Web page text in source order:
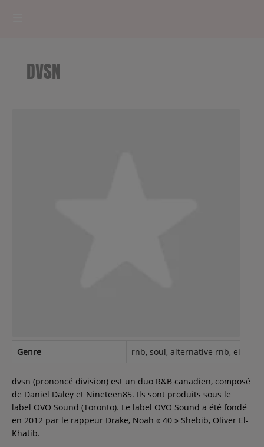
RADIOPLAYER
Recherche d'un titre
DVSN
Genre rnb, soul, alternative rnb,
dvsn (prononcé division) est un duo R&B canadien, composé
de Daniel Daley et Nineteen85. Ils sont produits sous le
label OVO Sound (Toronto). Le label OVO Sound a été fondé
en 2012 par le rappeur Drake, Noah « 40 » Shebib, Oliver El-
Khatib.